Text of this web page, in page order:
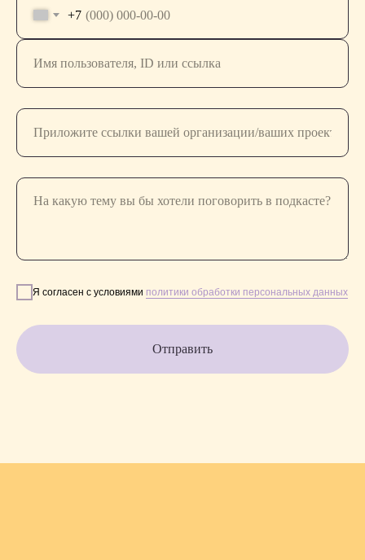
+7
Я согласен с условиями политики обработки персональных данных
Отправить
вконтакте
youtube
вконтакте
Политика конфиденциальности
Проект компании MAXVAL